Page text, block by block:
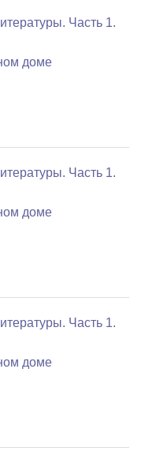
Часть 1.
доме
Часть 1.
доме
Часть 1.
доме